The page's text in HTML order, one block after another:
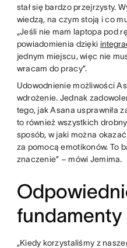
stał się bardzo przejrzysty.
wiedzą, na czym stoją i co
„Jeśli nie mam laptopa pod
powiadomienia dzięki
jednym miejscu, więc nie
wracam do pracy”.
Udowodnienie możliwości
wdrożenie. Jednak
tego, jak Asana usprawniła
to również wszystkich
sposób, w jaki można
za pomocą emotikonów. To
znaczenie” – mówi Jemima.
fundamenty
„Kiedy korzystaliśmy z